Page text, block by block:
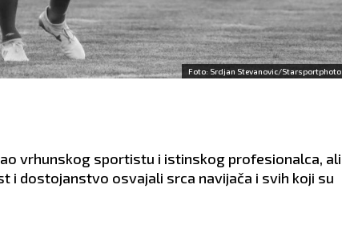
Foto: Srdjan Stevanovic/Starsportphoto
vrhunskog sportistu i istinskog profesionalca, ali
i dostojanstvo osvajali srca navijača i svih koji su